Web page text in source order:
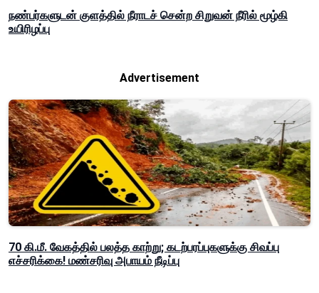
நண்பர்களுடன் குளத்தில் நீராடச் சென்ற சிறுவன் நீரில் மூழ்கி
உயிரிழப்பு
Advertisement
70 கி.மீ. வேகத்தில் பலத்த காற்று; கடற்பரப்புகளுக்கு சிவப்பு
எச்சரிக்கை! மண்சரிவு அபாயம் நீடிப்பு